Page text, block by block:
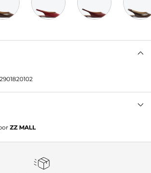
solado rasteiro com leve saltinho
Estilo slingback - aberta atrás,
que seguem pelas laterais em
ZZ MALL